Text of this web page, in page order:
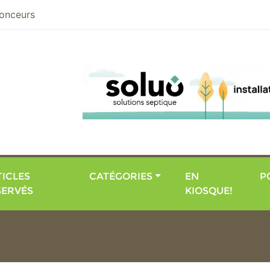
CATÉGORIES
EN
KIOSQUE!